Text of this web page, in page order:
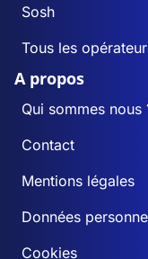
Sosh
Tous les
A propos
Qui sommes nous
Contact
Mentions légales
Données
Cookies